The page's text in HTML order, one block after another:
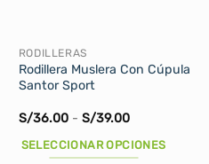
RODILLERAS
Rodillera Muslera Con Cúpula
Santor Sport
S/36.00 - S/39.00Rango
precios:
desde
SELECCIONAR OPCIONES